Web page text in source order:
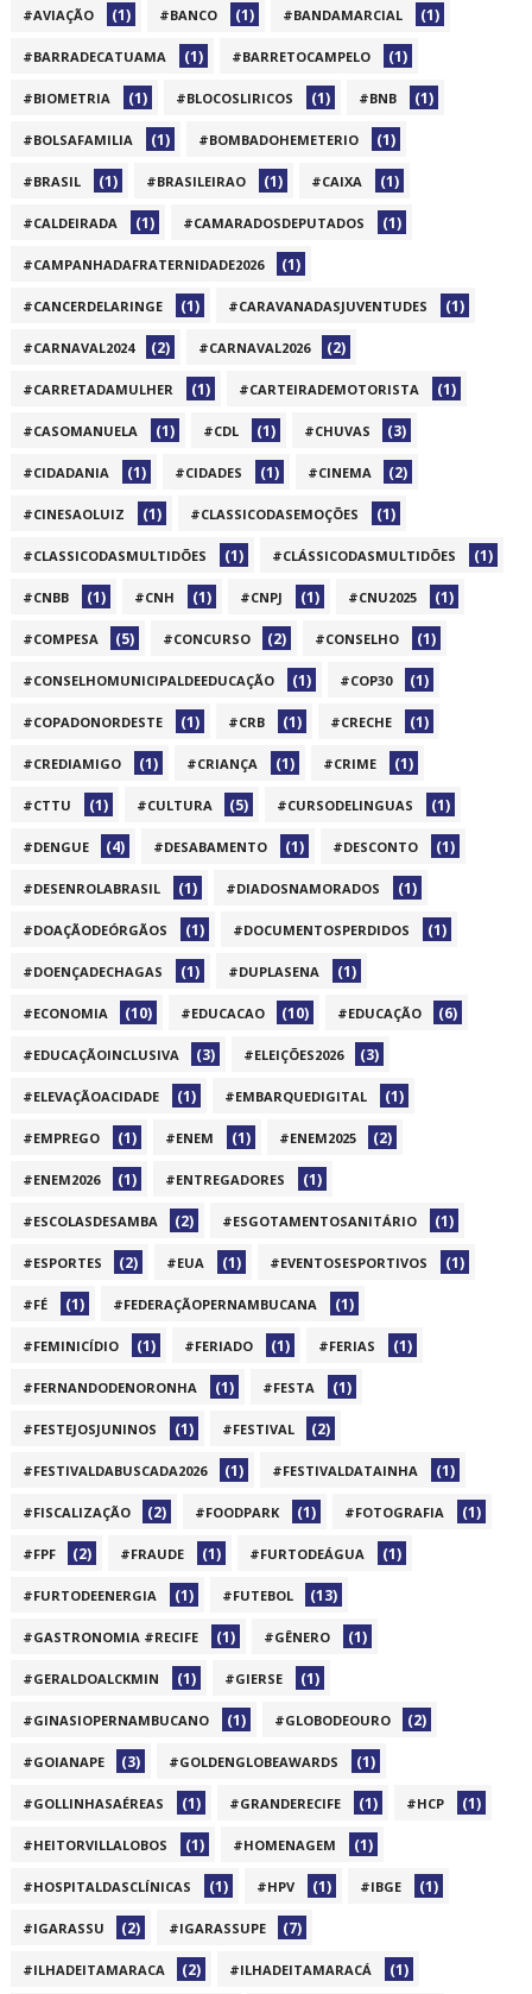
#AVIAÇÃO (1) #BANCO (1) #BANDAMARCIAL (1)
#BARRADECATUAMA (1) #BARRETOCAMPELO (1)
#BIOMETRIA (1) #BLOCOSLIRICOS (1) #BNB (1)
#BOLSAFAMILIA (1) #BOMBADOHEMETERIO (1)
#BRASIL (1) #BRASILEIRAO (1) #CAIXA (1)
#CALDEIRADA (1) #CAMARADOSDEPUTADOS (1)
#CAMPANHADAFRATERNIDADE2026 (1)
#CANCERDELARINGE (1) #CARAVANADASJUVENTUDES (1)
#CARNAVAL2024 (2) #CARNAVAL2026 (2)
#CARRETADAMULHER (1) #CARTEIRADEMOTORISTA (1)
#CASOMANUELA (1) #CDL (1) #CHUVAS (3)
#CIDADANIA (1) #CIDADES (1) #CINEMA (2)
#CINESAOLUIZ (1) #CLASSICODASEMOÇÕES (1)
#CLASSICODASMULTIDÕES (1) #CLÁSSICODASMULTIDÕES (1)
#CNBB (1) #CNH (1) #CNPJ (1) #CNU2025 (1)
#COMPESA (5) #CONCURSO (2) #CONSELHO (1)
#CONSELHOMUNICIPALDEEDUCAÇÃO (1) #COP30 (1)
#COPADONORDESTE (1) #CRB (1) #CRECHE (1)
#CREDIAMIGO (1) #CRIANÇA (1) #CRIME (1)
#CTTU (1) #CULTURA (5) #CURSODELINGUAS (1)
#DENGUE (4) #DESABAMENTO (1) #DESCONTO (1)
#DESENROLABRASIL (1) #DIADOSNAMORADOS (1)
#DOAÇÃODEÓRGÃOS (1) #DOCUMENTOSPERDIDOS (1)
#DOENÇADECHAGAS (1) #DUPLASENA (1)
#ECONOMIA (10) #EDUCACAO (10) #EDUCAÇÃO (6)
#EDUCAÇÃOINCLUSIVA (3) #ELEIÇÕES2026 (3)
#ELEVAÇÃOACIDADE (1) #EMBARQUEDIGITAL (1)
#EMPREGO (1) #ENEM (1) #ENEM2025 (2)
#ENEM2026 (1) #ENTREGADORES (1)
#ESCOLASDESAMBA (2) #ESGOTAMENTOSANITÁRIO (1)
#ESPORTES (2) #EUA (1) #EVENTOSESPORTIVOS (1)
#FÉ (1) #FEDERAÇÃOPERNAMBUCANA (1)
#FEMINICÍDIO (1) #FERIADO (1) #FERIAS (1)
#FERNANDODENORONHA (1) #FESTA (1)
#FESTEJOSJUNINOS (1) #FESTIVAL (2)
#FESTIVALDABUSCADA2026 (1) #FESTIVALDATAINHA (1)
#FISCALIZAÇÃO (2) #FOODPARK (1) #FOTOGRAFIA (1)
#FPF (2) #FRAUDE (1) #FURTODEÁGUA (1)
#FURTODEENERGIA (1) #FUTEBOL (13)
#GASTRONOMIA #RECIFE (1) #GÊNERO (1)
#GERALDOALCKMIN (1) #GIERSE (1)
#GINASIOPERNAMBUCANO (1) #GLOBODEOURO (2)
#GOIANAPE (3) #GOLDENGLOBEAWARDS (1)
#GOLLINHASAÉREAS (1) #GRANDERECIFE (1) #HCP (1)
#HEITORVILLALOBOS (1) #HOMENAGEM (1)
#HOSPITALDASCLÍNICAS (1) #HPV (1) #IBGE (1)
#IGARASSU (2) #IGARASSUPE (7)
#ILHADEITAMARACA (2) #ILHADEITAMARACÁ (1)